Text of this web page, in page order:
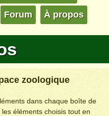
Forum À propos
zoologique
dans chaque boîte de
éléments choisis tout en